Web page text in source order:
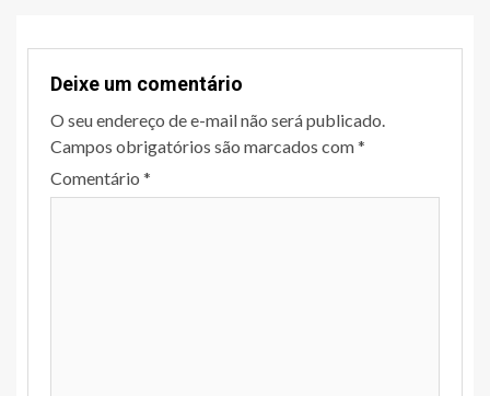
Deixe um comentário
O seu endereço de e-mail não será publicado.
Campos obrigatórios são marcados com*
Comentário *